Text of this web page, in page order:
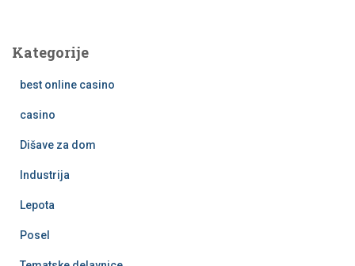
Kategorije
best online casino
casino
Dišave za dom
Industrija
Lepota
Posel